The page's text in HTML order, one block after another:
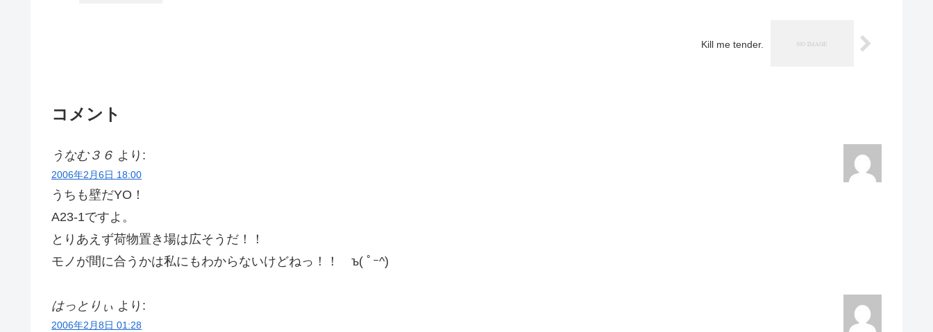
Kill me tender.
コメント
うなむ３６ より:
2006年2月6日 18:00
うちも壁だYO！
A23-1ですよ。
とりあえず荷物置き場は広そうだ！！
モノが間に合うかは私にもわからないけどねっ！！ ъ( ﾟｰ^)
はっとりぃ より:
2006年2月8日 01:28